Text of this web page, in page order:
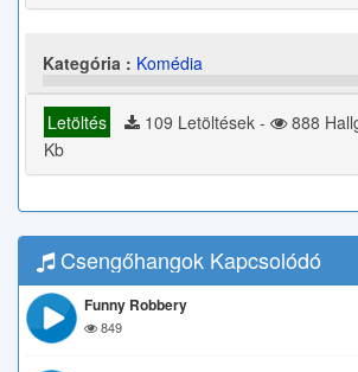
Kategória : Komédia
Letöltés 109 Letöltések - 888
Kb
Csengőhangok Kapcsolódó
Funny Robbery
849